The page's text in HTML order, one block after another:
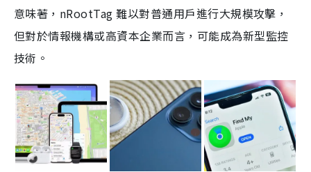
意味著，nRootTag 難以對普通用戶進行大規模攻擊，
但對於情報機構或高資本企業而言，可能成為新型監控
技術。